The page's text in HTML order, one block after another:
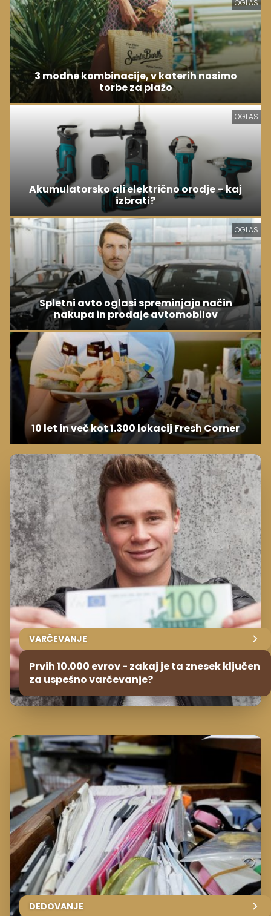
OGLAS
3 modne kombinacije, v katerih nosimo
torbe za plažo
OGLAS
Akumulatorsko ali električno orodje – kaj
izbrati?
OGLAS
Spletni avto oglasi spreminjajo način
nakupa in prodaje avtomobilov
10 let in več kot 1.300 lokacij Fresh Corner
VARČEVANJE
Prvih 10.000 evrov - zakaj je ta znesek ključen
za uspešno varčevanje?
DEDOVANJE